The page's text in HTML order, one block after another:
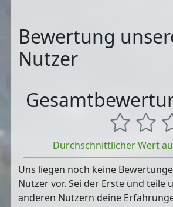
Bewertung
Nutzer
Durchschnittlicher Wert
Uns liegen noch keine
Nutzer vor. Sei der Erste und teile
anderen Nutzern deine